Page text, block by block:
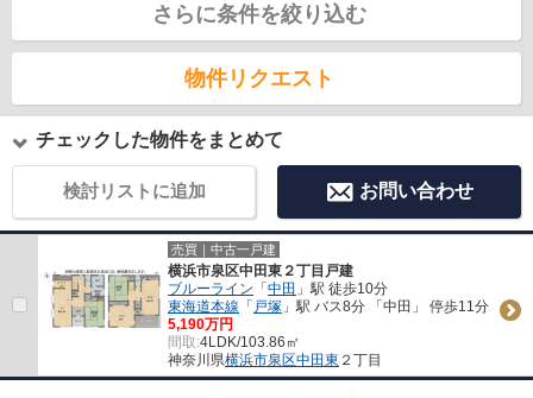
さらに条件を絞り込む
物件リクエスト
チェックした物件をまとめて
検討リストに追加 お問い合わせ
売買｜中古一戸建
横浜市泉区中田東２丁目戸建
ブルーライン 「中田 」駅 徒歩10分
東海道本線 「 戸塚 」駅 バス8分 「中田」 停歩11分
5,190万円
間取:4LDK/103.86㎡
神奈川県横浜市泉区中田東 ２丁目